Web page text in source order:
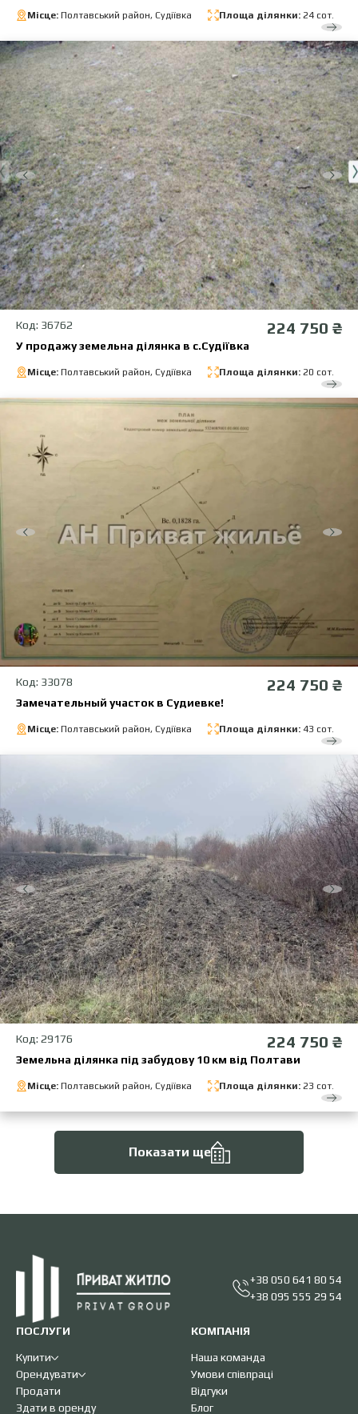
Місце: Полтавський район, Судіївка Площа ділянки: 24 сот.
Код: 36762 224 750 ₴
У продажу земельна ділянка в с.Судіївка
Місце: Полтавський район, Судіївка Площа ділянки: 20 сот.
Код: 33078 224 750 ₴
Замечательный участок в Судиевке!
Місце: Полтавський район, Судіївка Площа ділянки: 43 сот.
Код: 29176 224 750 ₴
Земельна ділянка під забудову 10 км від Полтави
Місце: Полтавський район, Судіївка Площа ділянки: 23 сот.
Показати ще
+38 050 641 80 54
+38 095 555 29 54
ПОСЛУГИ
Купити
Орендувати
Продати
Здати в оренду
КОМПАНІЯ
Наша команда
Умови співпраці
Відгуки
Блог